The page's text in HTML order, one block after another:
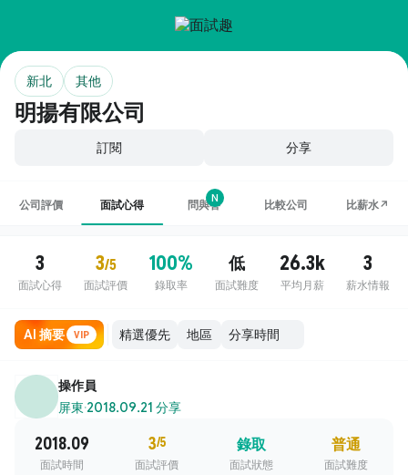
明揚有限公司
新北 其他
訂閱 分享
公司評價 面試心得 問與答
N
比較公司 比薪水↗
3
面試心得
3/5
面試評價
100%
錄取率
低
面試難度
26.3k
平均月薪
3
薪水情報
AI 摘要 VIP 地區
操作員
屏東·2018.09.21 分享
2018.09
面試時間
3/5
面試評價
錄取
面試狀態
普通
面試難度